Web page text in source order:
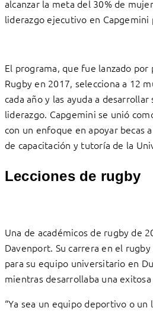
alcanzar la meta del 30% de
liderazgo ejecutivo en Capgemini
El programa, que fue lanzado
Rugby en 2017, selecciona a 12
cada año y las ayuda a
liderazgo. Capgemini se unió
con un enfoque en apoyar becas
de capacitación y tutoría de la
Lecciones de rugby
Una de académicos de rugby de
Davenport. Su carrera en el
para su equipo universitario en
mientras desarrollaba una
“Ya sea un equipo deportivo o